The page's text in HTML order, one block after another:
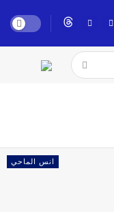
انس الماحي